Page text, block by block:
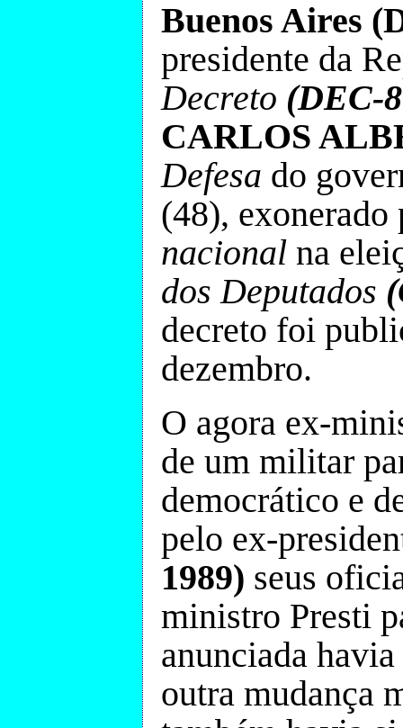
Buenos Aires
presidente da
Decreto (DEC-
CARLOS
Defesa do
(48),
nacional na
dos Deputados
decreto foi
dezembro.
O agora ex-
de um militar
democrático e
pelo ex-
1989) seus
ministro Presti
anunciada
outra mudança